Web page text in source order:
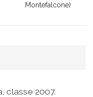
Montefalcone)
classe 2007.